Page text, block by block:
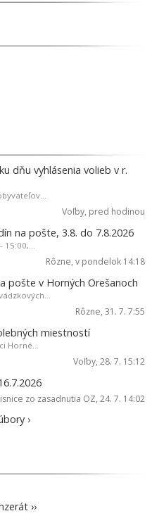
dňu vyhlásenia volieb v r.
Voľby, pred hodinou
na pošte, 3.8. do 7.8.2026
15:00,...
Rôzne, v pondelok 14:18
pošte v Horných Orešanoch
Rôzne, 31. 7. 7:55
miestností
Horné...
Voľby, 28. 7. 15:12
zo zasadnutia OZ, 24. 7. 14:02
›
››